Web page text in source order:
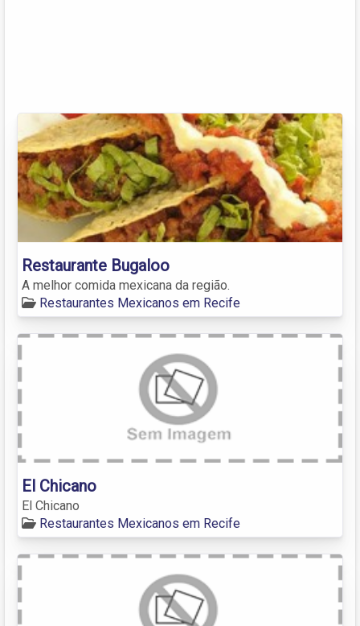
Restaurante Bugaloo
A melhor comida mexicana da região.
Restaurantes Mexicanos em Recife
El Chicano
El Chicano
Restaurantes Mexicanos em Recife